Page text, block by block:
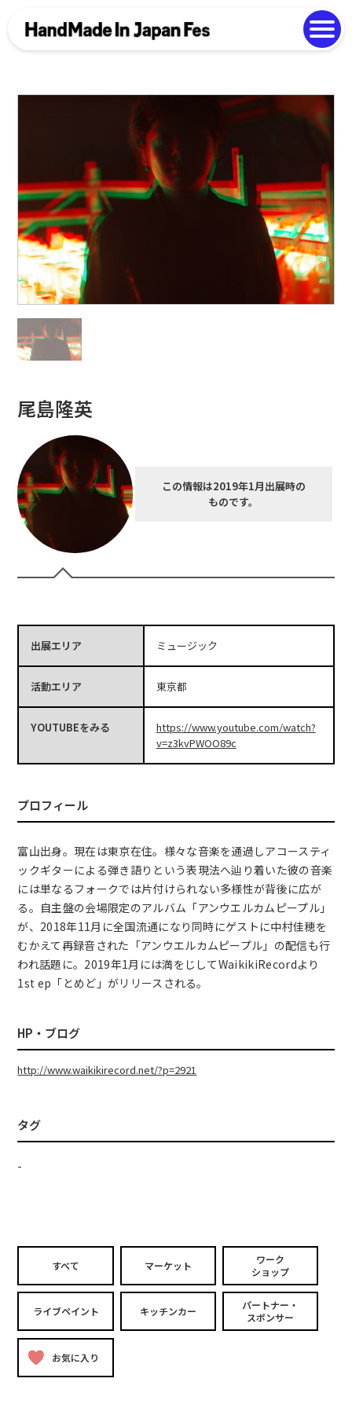
Photo Gallery
尾島隆英
この情報は2019年1月出展時の
ものです。
出展エリア ミュージック
活動エリア 東京都
YOUTUBEをみる
https://www.youtube.com/watch?
v=z3kvPWOO89c
プロフィール
富山出身。現在は東京在住。様々な音楽を通過しアコースティ
ックギターによる弾き語りという表現法へ辿り着いた彼の音楽
には単なるフォークでは片付けられない多様性が背後に広が
る。自主盤の会場限定のアルバム「アンウエルカムピープル」
が、2018年11月に全国流通になり同時にゲストに中村佳穂を
むかえて再録音された「アンウエルカムピープル」の配信も行
われ話題に。2019年1月には満をじしてWaikikiRecordより
1st ep「とめど」がリリースされる。
HP・ブログ
http://www.waikikirecord.net/?p=2921
タグ
-
すべて マーケット
ワーク
ショップ
ライブペイント キッチンカー
パートナー・
スポンサー
お気に入り